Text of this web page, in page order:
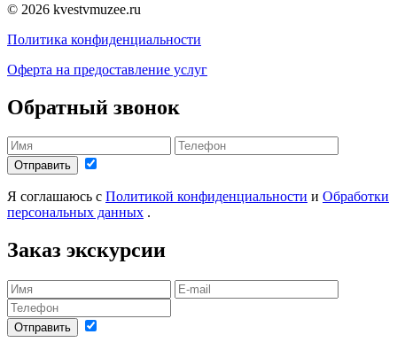
© 2026 kvestvmuzee.ru
Политика конфиденциальности
Оферта на предоставление услуг
Обратный звонок
Отправить
Я соглашаюсь с Политикой конфиденциальности и Обработки
персональных данных .
Заказ экскурсии
Отправить